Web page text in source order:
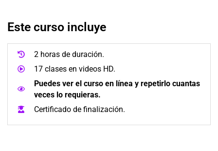
Este curso incluye
2 horas de duración.
17 clases en videos HD.
Puedes ver el curso en línea y repetirlo cuantas
veces lo requieras.
Certificado de finalización.